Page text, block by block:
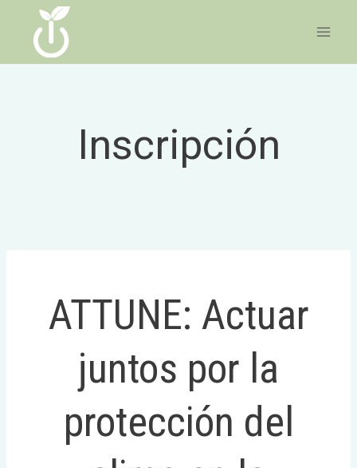
contenido
Inscripción
ATTUNE: Actuar
juntos por la
protección del